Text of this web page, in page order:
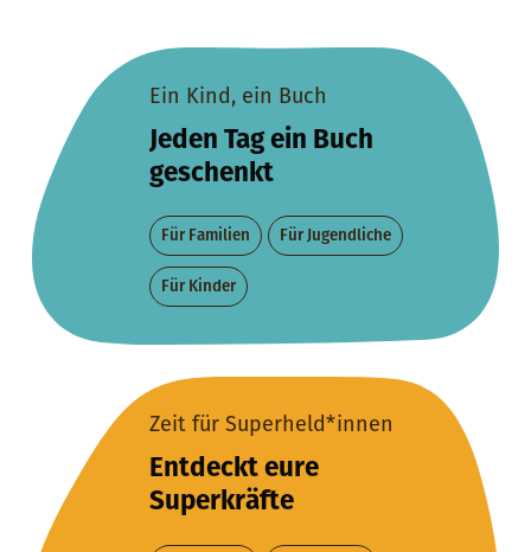
Ein Kind, ein Buch
Jeden Tag ein Buch
geschenkt
Für Familien Für Jugendliche
Für Kinder
Zeit für Superheld*innen
Entdeckt eure
Superkräfte